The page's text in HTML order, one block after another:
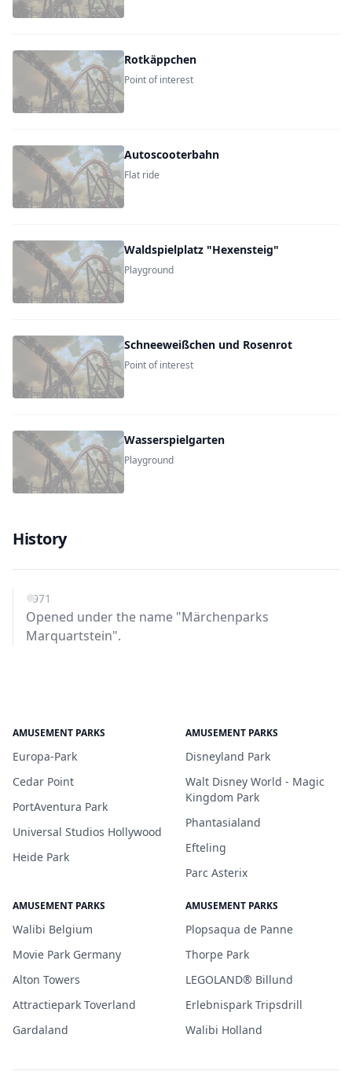
Rotkäppchen
Point of interest
Autoscooterbahn
Flat ride
Waldspielplatz "Hexensteig"
Playground
Schneeweißchen und Rosenrot
Point of interest
Wasserspielgarten
Playground
History
1971
Opened under the name "Märchenparks
Marquartstein".
AMUSEMENT PARKS
Europa-Park
Cedar Point
PortAventura Park
Universal Studios Hollywood
Heide Park
AMUSEMENT PARKS
Disneyland Park
Walt Disney World - Magic
Kingdom Park
Phantasialand
Efteling
Parc Asterix
AMUSEMENT PARKS
Walibi Belgium
Movie Park Germany
Alton Towers
Attractiepark Toverland
Gardaland
AMUSEMENT PARKS
Plopsaqua de Panne
Thorpe Park
LEGOLAND® Billund
Erlebnispark Tripsdrill
Walibi Holland